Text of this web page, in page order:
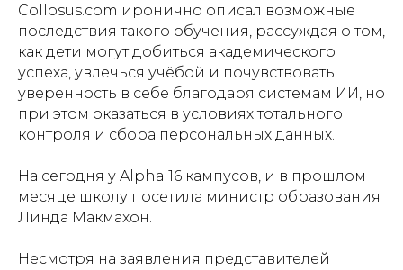
Collosus.com иронично описал возможные
последствия такого обучения, рассуждая о том,
как дети могут добиться академического
успеха, увлечься учёбой и почувствовать
уверенность в себе благодаря системам ИИ, но
при этом оказаться в условиях тотального
контроля и сбора персональных данных.
На сегодня у Alpha 16 кампусов, и в прошлом
месяце школу посетила министр образования
Линда Макмахон.
Несмотря на заявления представителей